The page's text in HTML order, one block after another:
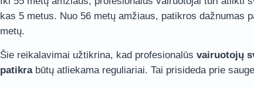
kas 5 metus. Nuo 56 metų amžiaus, patikros dažnumas
metų.
Šie reikalavimai užtikrina, kad profesionalūs vairuotojų
patikrabūtų atliekama reguliariai. Tai prisideda prie